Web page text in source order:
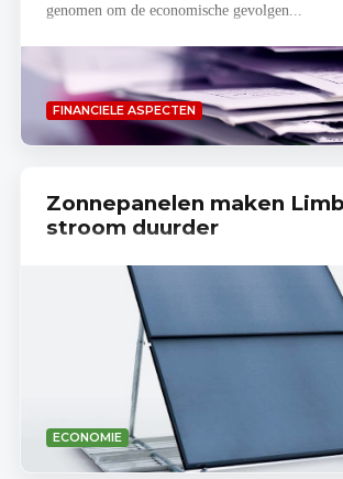
genomen om de economische gevolgen...
FINANCIELE ASPECTEN
Zonnepanelen maken
stroom duurder
ECONOMIE